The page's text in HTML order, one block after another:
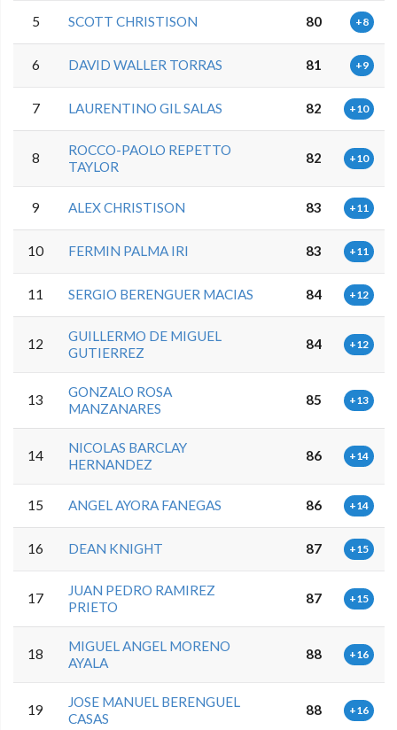
5 SCOTT CHRISTISON 80 +8
6 DAVID WALLER TORRAS 81 +9
7 LAURENTINO GIL SALAS 82 +10
8
ROCCO-PAOLO REPETTO
TAYLOR
82 +10
9 ALEX CHRISTISON 83 +11
10 FERMIN PALMA IRI 83 +11
11 SERGIO BERENGUER MACIAS 84 +12
12
GUILLERMO DE MIGUEL
GUTIERREZ
84 +12
13
GONZALO ROSA
MANZANARES
85 +13
14
NICOLAS BARCLAY
HERNANDEZ
86 +14
15 ANGEL AYORA FANEGAS 86 +14
16 DEAN KNIGHT 87 +15
17
JUAN PEDRO RAMIREZ
PRIETO
87 +15
18
MIGUEL ANGEL MORENO
AYALA
88 +16
19
JOSE MANUEL BERENGUEL
CASAS
88 +16